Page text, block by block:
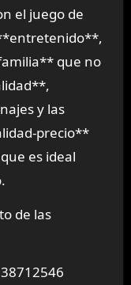
el juego de
que no
y las
precio**
es ideal
de las